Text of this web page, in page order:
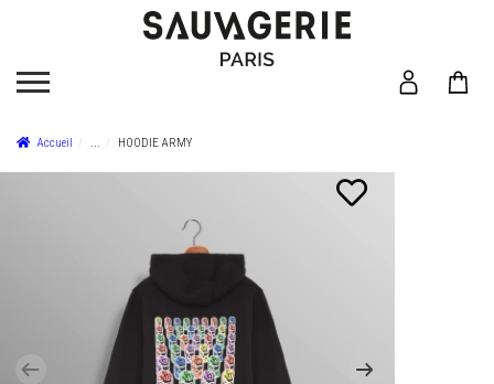
Accueil ... HOODIE ARMY